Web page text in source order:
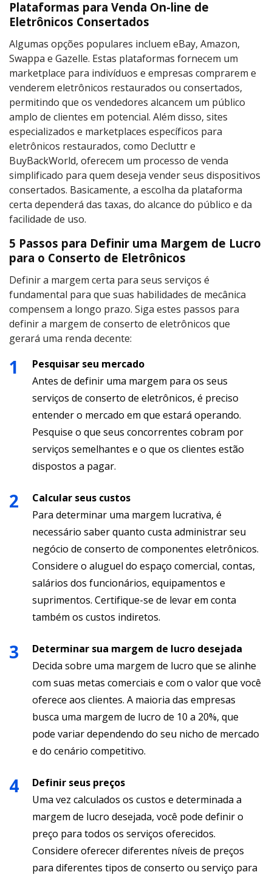
Plataformas para Venda On-line de
Eletrônicos Consertados
Algumas opções populares incluem eBay, Amazon,
Swappa e Gazelle. Estas plataformas fornecem um
marketplace para indivíduos e empresas comprarem e
venderem eletrônicos restaurados ou consertados,
permitindo que os vendedores alcancem um público
amplo de clientes em potencial. Além disso, sites
especializados e marketplaces específicos para
eletrônicos restaurados, como Decluttr e
BuyBackWorld, oferecem um processo de venda
simplificado para quem deseja vender seus dispositivos
consertados. Basicamente, a escolha da plataforma
certa dependerá das taxas, do alcance do público e da
facilidade de uso.
5 Passos para Definir uma Margem de Lucro
para o Conserto de Eletrônicos
Definir a margem certa para seus serviços é
fundamental para que suas habilidades de mecânica
compensem a longo prazo. Siga estes passos para
definir a margem de conserto de eletrônicos que
gerará uma renda decente:
Pesquisar seu mercado
Antes de definir uma margem para os seus
serviços de conserto de eletrônicos, é preciso
entender o mercado em que estará operando.
Pesquise o que seus concorrentes cobram por
serviços semelhantes e o que os clientes estão
dispostos a pagar.
Calcular seus custos
Para determinar uma margem lucrativa, é
necessário saber quanto custa administrar seu
negócio de conserto de componentes eletrônicos.
Considere o aluguel do espaço comercial, contas,
salários dos funcionários, equipamentos e
suprimentos. Certifique-se de levar em conta
também os custos indiretos.
Determinar sua margem de lucro desejada
Decida sobre uma margem de lucro que se alinhe
com suas metas comerciais e com o valor que você
oferece aos clientes. A maioria das empresas
busca uma margem de lucro de 10 a 20%, que
pode variar dependendo do seu nicho de mercado
e do cenário competitivo.
Definir seus preços
Uma vez calculados os custos e determinada a
margem de lucro desejada, você pode definir o
preço para todos os serviços oferecidos.
Considere oferecer diferentes níveis de preços
para diferentes tipos de conserto ou serviço para